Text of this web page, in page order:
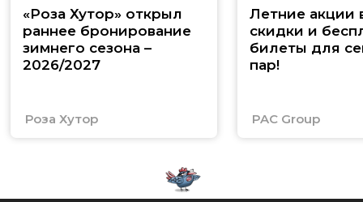
«Роза Хутор» открыл
раннее бронирование
зимнего сезона –
2026/2027
Роза Хутор
Летние акции
скидки и
билеты для
пар!
PAC Group